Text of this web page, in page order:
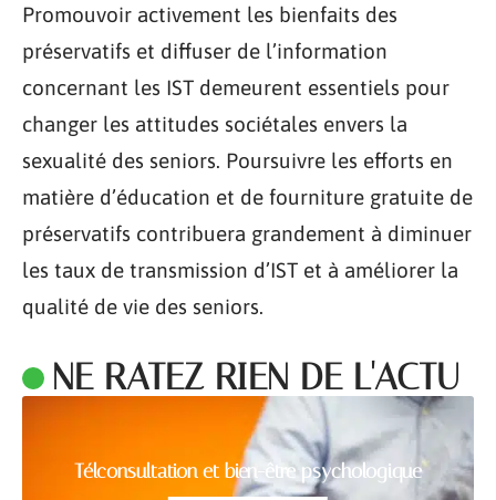
Promouvoir activement les bienfaits des
préservatifs et diffuser de l’information
concernant les IST demeurent essentiels pour
changer les attitudes sociétales envers la
sexualité des seniors. Poursuivre les efforts en
matière d’éducation et de fourniture gratuite de
préservatifs contribuera grandement à diminuer
les taux de transmission d’IST et à améliorer la
qualité de vie des seniors.
NE RATEZ RIEN DE L'ACTU
Télconsultation et bien-être psychologique